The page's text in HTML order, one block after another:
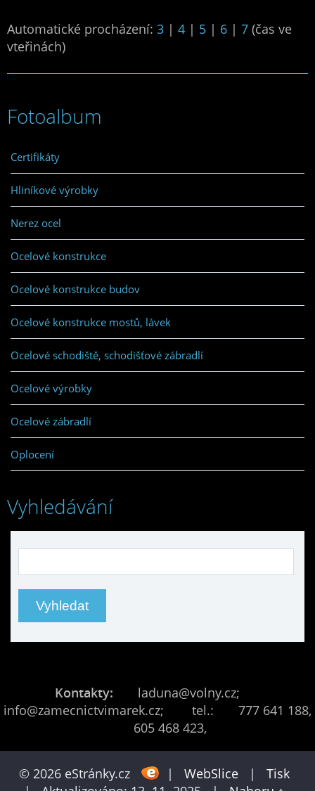
Automatické procházení: 3 | 4 | 5 | 6 | 7 (čas ve
vteřinách)
Fotoalbum
Certifikáty
Hliníkové výrobky
Nerez ocel
Ocelové konstrukce
Ocelové konstrukce budov
Ocelové konstrukce mostů, lávek
Ocelové schodiště, schodišťové zábradlí
Ocelové výrobky
Ocelové zábradlí
Oplocení
Vyhledávání
Kontakty:
laduna@volny.cz;
info@zamecnictvimarek.cz; tel.: 777 641 188,
605 468 423,
© 2026 eStránky.cz | WebSlice |
Tisk